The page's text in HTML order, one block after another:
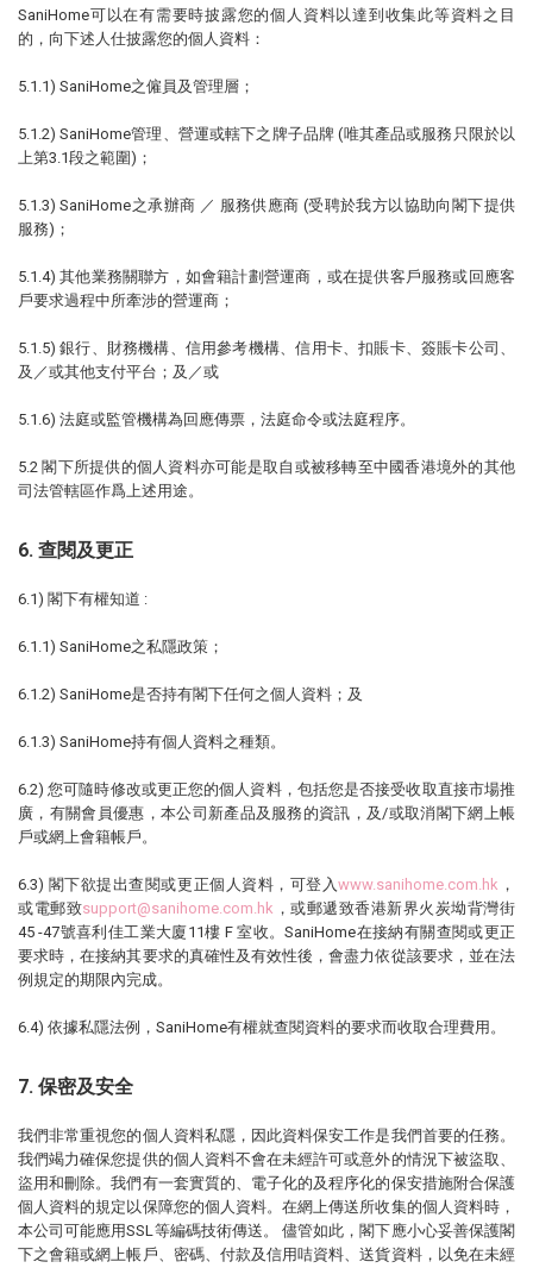
SaniHome可以在有需要時披露您的個人資料以達到收集此等資料之目
的，向下述人仕披露您的個人資料：
5.1.1) SaniHome之僱員及管理層；
5.1.2) SaniHome管理、營運或轄下之牌子品牌 (唯其產品或服務只限於以
上第3.1段之範圍)；
5.1.3) SaniHome之承辦商 ／ 服務供應商 (受聘於我方以協助向閣下提供
服務)；
5.1.4) 其他業務關聯方，如會籍計劃營運商，或在提供客戶服務或回應客
戶要求過程中所牽涉的營運商；
5.1.5) 銀行、財務機構、信用參考機構、信用卡、扣賬卡、簽賬卡公司、
及／或其他支付平台；及／或
5.1.6) 法庭或監管機構為回應傳票，法庭命令或法庭程序。
5.2 閣下所提供的個人資料亦可能是取自或被移轉至中國香港境外的其他
司法管轄區作爲上述用途。
6. 查閱及更正
6.1) 閣下有權知道 :
6.1.1) SaniHome之私隱政策；
6.1.2) SaniHome是否持有閣下任何之個人資料；及
6.1.3) SaniHome持有個人資料之種類。
6.2) 您可隨時修改或更正您的個人資料，包括您是否接受收取直接市場推
廣，有關會員優惠，本公司新產品及服務的資訊，及/或取消閣下網上帳
戶或網上會籍帳戶。
6.3) 閣下欲提出查閱或更正個人資料，可登入www.sanihome.com.hk ，
或電郵致support@sanihome.com.hk ，或郵遞致香港新界火炭坳背灣街
45 -47號喜利佳工業大廈11樓 F 室收。SaniHome在接納有關查閱或更正
要求時，在接納其要求的真確性及有效性後，會盡力依從該要求，並在法
例規定的期限內完成。
6.4) 依據私隱法例，SaniHome有權就查閱資料的要求而收取合理費用。
7. 保密及安全
我們非常重視您的個人資料私隱，因此資料保安工作是我們首要的任務。
我們竭力確保您提供的個人資料不會在未經許可或意外的情況下被盜取、
盜用和刪除。我們有一套實質的、電子化的及程序化的保安措施附合保護
個人資料的規定以保障您的個人資料。在網上傳送所收集的個人資料時，
本公司可能應用SSL等編碼技術傳送。 儘管如此，閣下應小心妥善保護閣
下之會籍或網上帳戶、密碼、付款及信用咭資料、送貨資料，以免在未經